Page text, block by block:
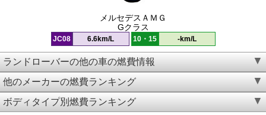
メルセデスＡＭＧ
Gクラス
JC08 6.6km/L 10・15 -km/L
ランドローバーの他の車の燃費情報
他のメーカーの燃費ランキング
ボディタイプ別燃費ランキング